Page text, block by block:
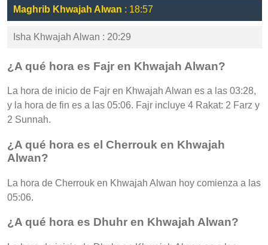
Maghrib Khwajah Alwan : 18:57
Isha Khwajah Alwan : 20:29
¿A qué hora es Fajr en Khwajah Alwan?
La hora de inicio de Fajr en Khwajah Alwan es a las 03:28,
y la hora de fin es a las 05:06. Fajr incluye 4 Rakat: 2 Farz y
2 Sunnah.
¿A qué hora es el Cherrouk en Khwajah
Alwan?
La hora de Cherrouk en Khwajah Alwan hoy comienza a las
05:06.
¿A qué hora es Dhuhr en Khwajah Alwan?